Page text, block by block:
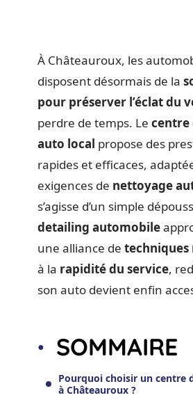
À Châteauroux, les
disposent désormais de la
pour préserver l’éclat du
perdre de temps. Le centre
auto local propose des
rapides et efficaces,
exigences de nettoyage
s’agisse d’un simple
detailing automobile
une alliance de techniques
à la rapidité du service,
son auto devient enfin
SOMMAIRE
Pourquoi choisir un centre
à Châteauroux ?